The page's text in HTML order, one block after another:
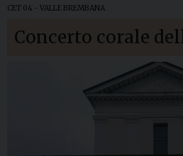
CET 04 - VALLE BREMBANA
Concerto corale